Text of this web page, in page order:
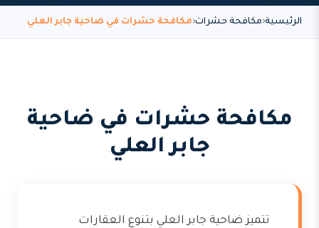
الرئيسية مكافحة حشرات مكافحة حشرات في ضاحية جابر العلي
مكافحة حشرات في ضاحية
جابر العلي
تتميز ضاحية جابر العلي بتنوع العقارات